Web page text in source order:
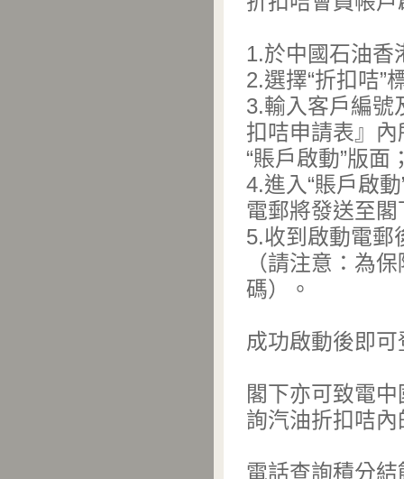
1.於中國石油香
2.選擇“折扣咭”
3.輸入客戶編號
扣咭申請表』內
“賬戶啟動”版面
4.進入“賬戶啟
電郵將發送至
5.收到啟動電郵
（請注意：為
碼）。
成功啟動後即
閣下亦可致電
詢汽油折扣咭
電話查詢積分